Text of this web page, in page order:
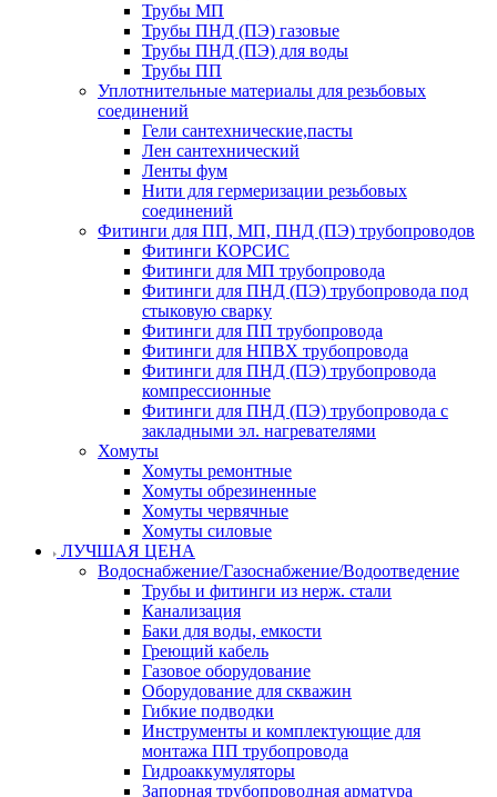
Трубы МП
Трубы ПНД (ПЭ) газовые
Трубы ПНД (ПЭ) для воды
Трубы ПП
Уплотнительные материалы для резьбовых
соединений
Гели сантехнические,пасты
Лен сантехнический
Ленты фум
Нити для гермеризации резьбовых
соединений
Фитинги для ПП, МП, ПНД (ПЭ) трубопроводов
Фитинги КОРСИС
Фитинги для МП трубопровода
Фитинги для ПНД (ПЭ) трубопровода под
стыковую сварку
Фитинги для ПП трубопровода
Фитинги для НПВХ трубопровода
Фитинги для ПНД (ПЭ) трубопровода
компрессионные
Фитинги для ПНД (ПЭ) трубопровода с
закладными эл. нагревателями
Хомуты
Хомуты ремонтные
Хомуты обрезиненные
Хомуты червячные
Хомуты силовые
ЛУЧШАЯ ЦЕНА
Водоснабжение/Газоснабжение/Водоотведение
Трубы и фитинги из нерж. стали
Канализация
Баки для воды, емкости
Греющий кабель
Газовое оборудование
Оборудование для скважин
Гибкие подводки
Инструменты и комплектующие для
монтажа ПП трубопровода
Гидроаккумуляторы
Запорная трубопроводная арматура